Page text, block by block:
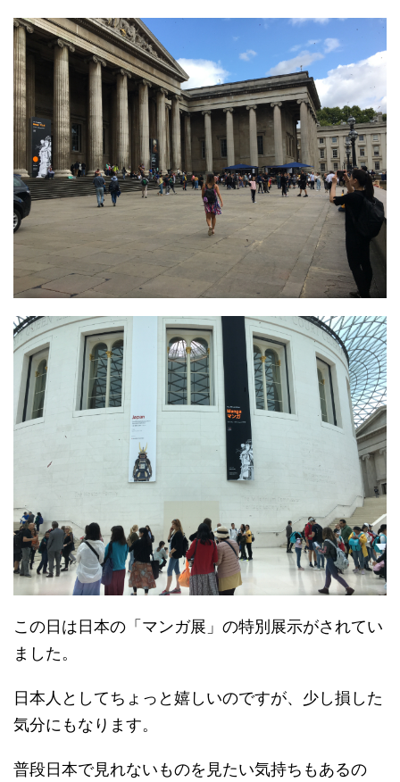
この日は日本の「マンガ展」の特別展示がされてい
ました。
日本人としてちょっと嬉しいのですが、少し損した
気分にもなります。
普段日本で見れないものを見たい気持ちもあるの